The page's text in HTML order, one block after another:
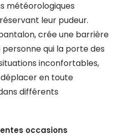
météorologiques
leur pudeur.
crée une barrière
qui la porte des
inconfortables,
en toute
différents
occasions